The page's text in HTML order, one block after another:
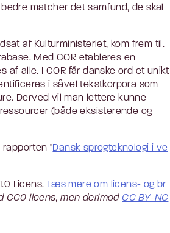
matcher det samfund, de skal
af Kulturministeriet, kom frem til.
Med COR etableres en
alle. I COR får danske ord et unikt
i såvel tekstkorpora som
Derved vil man lettere kunne
(både eksisterende og
rapporten "Dansk sprogteknologi i ve
Licens. Læs mere om licens- og br
CC0 licens, men derimod CC BY-NC